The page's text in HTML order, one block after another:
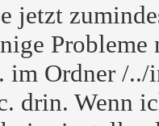
jetzt
im Ordner /
drin. Wenn